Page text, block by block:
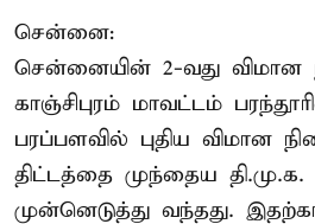
சென்னை:
சென்னையின் 2-வது விமான
காஞ்சிபுரம் மாவட்டம்
பரப்பளவில் புதிய விமான
திட்டத்தை முந்தைய தி.மு.க.
முன்னெடுத்து வந்தது.